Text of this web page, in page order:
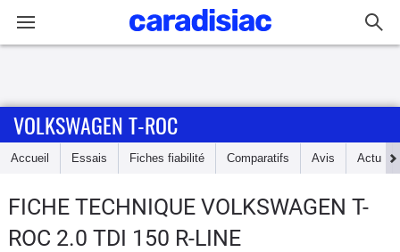
Accueil
Essais
VOLKSWAGEN T-ROC
Accueil Essais Fiches fiabilité Comparatifs Avis Actu
FICHE TECHNIQUE VOLKSWAGEN T-
ROC 2.0 TDI 150 R-LINE